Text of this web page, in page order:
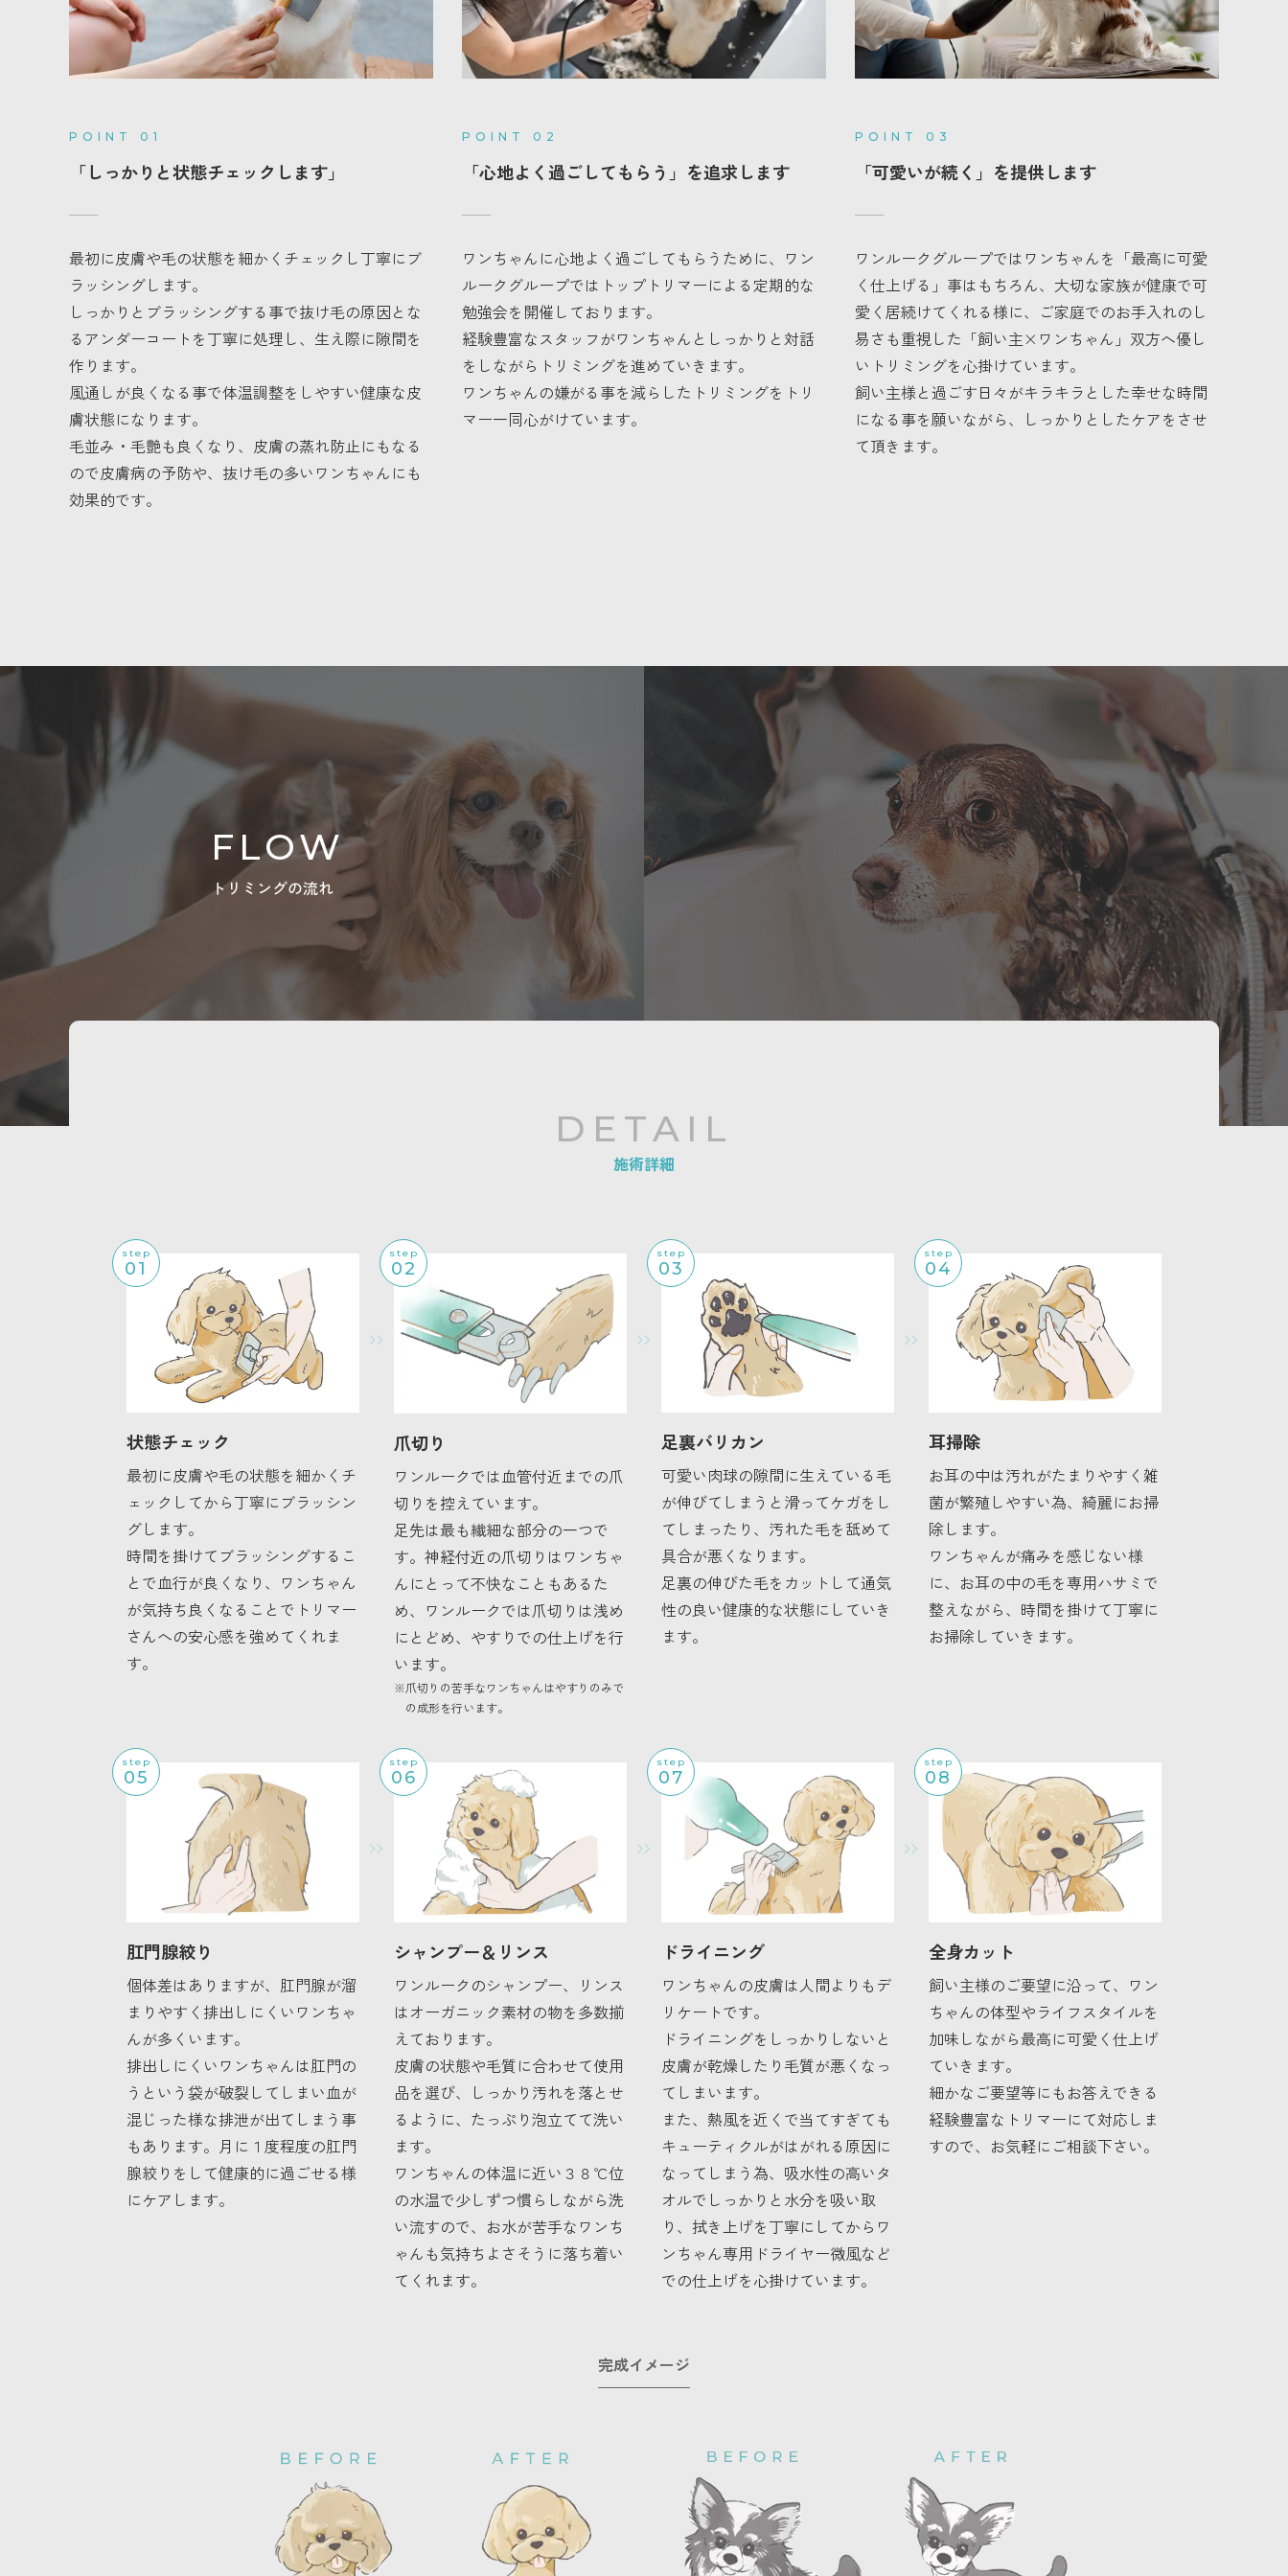
POINT 01
「しっかりと状態チェックします」
最初に皮膚や毛の状態を細かくチェックし丁寧にブ
ラッシングします。
しっかりとブラッシングする事で抜け毛の原因とな
るアンダーコートを丁寧に処理し、生え際に隙間を
作ります。
風通しが良くなる事で体温調整をしやすい健康な皮
膚状態になります。
毛並み・毛艶も良くなり、皮膚の蒸れ防止にもなる
ので皮膚病の予防や、抜け毛の多いワンちゃんにも
効果的です。
POINT 02
「心地よく過ごしてもらう」を追求します
ワンちゃんに心地よく過ごしてもらうために、ワン
ルークグループではトップトリマーによる定期的な
勉強会を開催しております。
経験豊富なスタッフがワンちゃんとしっかりと対話
をしながらトリミングを進めていきます。
ワンちゃんの嫌がる事を減らしたトリミングをトリ
マー一同心がけています。
POINT 03
「可愛いが続く」を提供します
ワンルークグループではワンちゃんを「最高に可愛
く仕上げる」事はもちろん、大切な家族が健康で可
愛く居続けてくれる様に、ご家庭でのお手入れのし
易さも重視した「飼い主×ワンちゃん」双方へ優し
いトリミングを心掛けています。
飼い主様と過ごす日々がキラキラとした幸せな時間
になる事を願いながら、しっかりとしたケアをさせ
て頂きます。
FLOW
トリミングの流れ
DETAIL
施術詳細
step
01
状態チェック
最初に皮膚や毛の状態を細かくチ
ェックしてから丁寧にブラッシン
グします。
時間を掛けてブラッシングするこ
とで血行が良くなり、ワンちゃん
が気持ち良くなることでトリマー
さんへの安心感を強めてくれま
す。
step
02
爪切り
ワンルークでは血管付近までの爪
切りを控えています。
足先は最も繊細な部分の一つで
す。神経付近の爪切りはワンちゃ
んにとって不快なこともあるた
め、ワンルークでは爪切りは浅め
にとどめ、やすりでの仕上げを行
います。
※爪切りの苦手なワンちゃんはやすりのみで
の成形を行います。
step
03
足裏バリカン
可愛い肉球の隙間に生えている毛
が伸びてしまうと滑ってケガをし
てしまったり、汚れた毛を舐めて
具合が悪くなります。
足裏の伸びた毛をカットして通気
性の良い健康的な状態にしていき
ます。
step
04
耳掃除
お耳の中は汚れがたまりやすく雑
菌が繁殖しやすい為、綺麗にお掃
除します。
ワンちゃんが痛みを感じない様
に、お耳の中の毛を専用ハサミで
整えながら、時間を掛けて丁寧に
お掃除していきます。
step
05
肛門腺絞り
個体差はありますが、肛門腺が溜
まりやすく排出しにくいワンちゃ
んが多くいます。
排出しにくいワンちゃんは肛門の
うという袋が破裂してしまい血が
混じった様な排泄が出てしまう事
もあります。月に１度程度の肛門
腺絞りをして健康的に過ごせる様
にケアします。
step
06
シャンプー＆リンス
ワンルークのシャンプー、リンス
はオーガニック素材の物を多数揃
えております。
皮膚の状態や毛質に合わせて使用
品を選び、しっかり汚れを落とせ
るように、たっぷり泡立てて洗い
ます。
ワンちゃんの体温に近い３８℃位
の水温で少しずつ慣らしながら洗
い流すので、お水が苦手なワンち
ゃんも気持ちよさそうに落ち着い
てくれます。
step
07
ドライニング
ワンちゃんの皮膚は人間よりもデ
リケートです。
ドライニングをしっかりしないと
皮膚が乾燥したり毛質が悪くなっ
てしまいます。
また、熱風を近くで当てすぎても
キューティクルがはがれる原因に
なってしまう為、吸水性の高いタ
オルでしっかりと水分を吸い取
り、拭き上げを丁寧にしてからワ
ンちゃん専用ドライヤー微風など
での仕上げを心掛けています。
step
08
全身カット
飼い主様のご要望に沿って、ワン
ちゃんの体型やライフスタイルを
加味しながら最高に可愛く仕上げ
ていきます。
細かなご要望等にもお答えできる
経験豊富なトリマーにて対応しま
すので、お気軽にご相談下さい。
完成イメージ